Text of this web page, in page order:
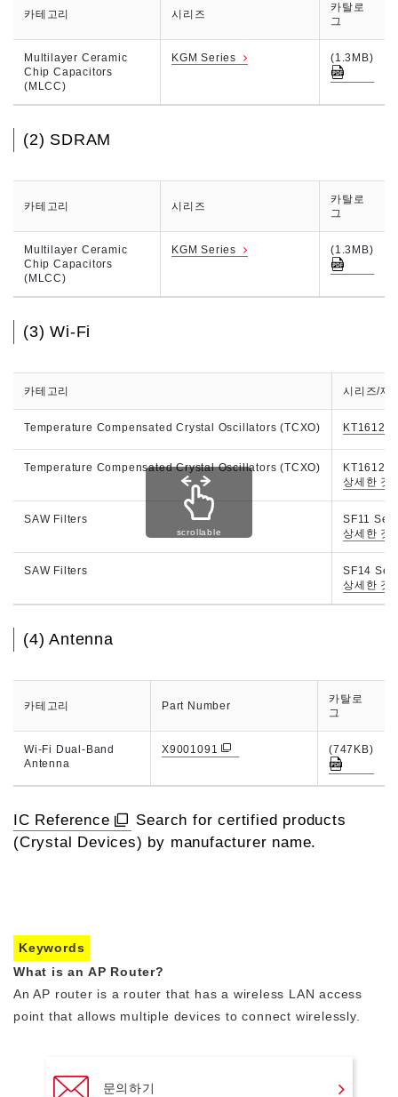
카테고리 시리즈
카탈로
그
Multilayer Ceramic
Chip Capacitors
(MLCC)
KGM Series (1.3MB)
(2) SDRAM
카테고리 시리즈
카탈로
그
Multilayer Ceramic
Chip Capacitors
(MLCC)
KGM Series (1.3MB)
(3) Wi-Fi
카테고리 시리즈/제
Temperature Compensated Crystal Oscillators (TCXO)
Temperature Compensated Crystal Oscillators (TCXO)
상세한 것
SAW Filters
SF11
상세한 것
SAW Filters
SF14
상세한 것
scrollable
(4) Antenna
카테고리 Part Number
카탈로
그
Wi-Fi Dual-Band
Antenna
X9001091 (747KB)
IC Reference
Search for certified products
(Crystal Devices) by manufacturer name.
Keywords
What is an AP Router?
An AP router is a router that has a wireless LAN access
point that allows multiple devices to connect wirelessly.
문의하기